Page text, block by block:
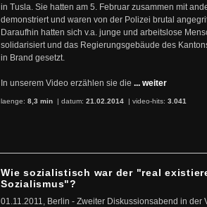
in Tusla. Sie hatten am 5. Februar zusammen mit
demonstriert und waren von der Polizei brutal
Daraufhin hatten sich v.a. junge und arbeitslose
solidarisiert und das Regierungsgebäude des
in Brand gesetzt.
In unserem Video erzählen sie die ... weiter
laenge: 8,3 min | datum: 21.02.2014 | video-hits: 3.041
Wie sozialistisch war der "real
Sozialismus"?
01.11.2011, Berlin - Zweiter Diskussionsabend in der